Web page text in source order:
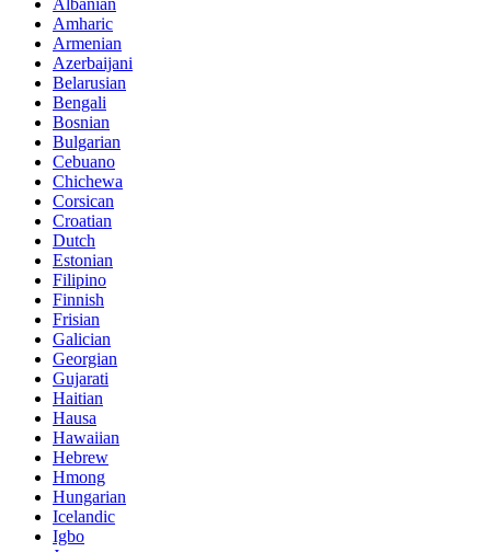
Albanian
Amharic
Armenian
Azerbaijani
Belarusian
Bengali
Bosnian
Bulgarian
Cebuano
Chichewa
Corsican
Croatian
Dutch
Estonian
Filipino
Finnish
Frisian
Galician
Georgian
Gujarati
Haitian
Hausa
Hawaiian
Hebrew
Hmong
Hungarian
Icelandic
Igbo